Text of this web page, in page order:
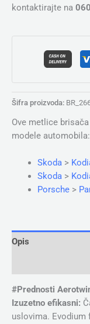
kontaktirajte na
Šifra proizvoda:
Ove metlice
modele automobila:
Skoda>
Skoda>
Porsche>
Opis
#Prednosti
Izuzetno efikasni:
uslovima. Evodium